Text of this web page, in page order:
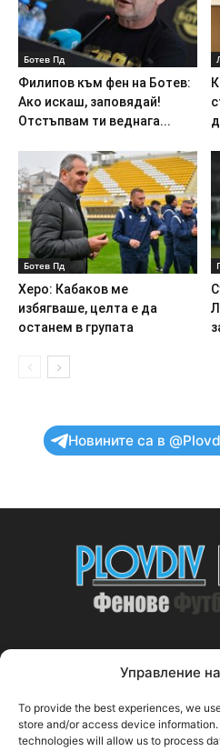
Управление
To provide the best experiences, we
store and/or access device
technologies will allow us to process
Ботев Пд
Филипов към фен на Ботев:
Ако искаш, заповядай!
Отстъпвам ти веднага...
Ботев Пд
Херо: Кабаков ме
избягваше, целта е да
останем в групата
Новините са в
PlovdivDerby.com е първата